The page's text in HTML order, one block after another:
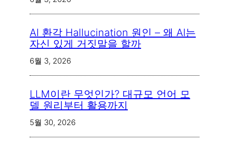
AI 환각 Hallucination 원인 – 왜 AI는
자신 있게 거짓말을 할까
6월 3, 2026
LLM이란 무엇인가? 대규모 언어 모
델 원리부터 활용까지
5월 30, 2026